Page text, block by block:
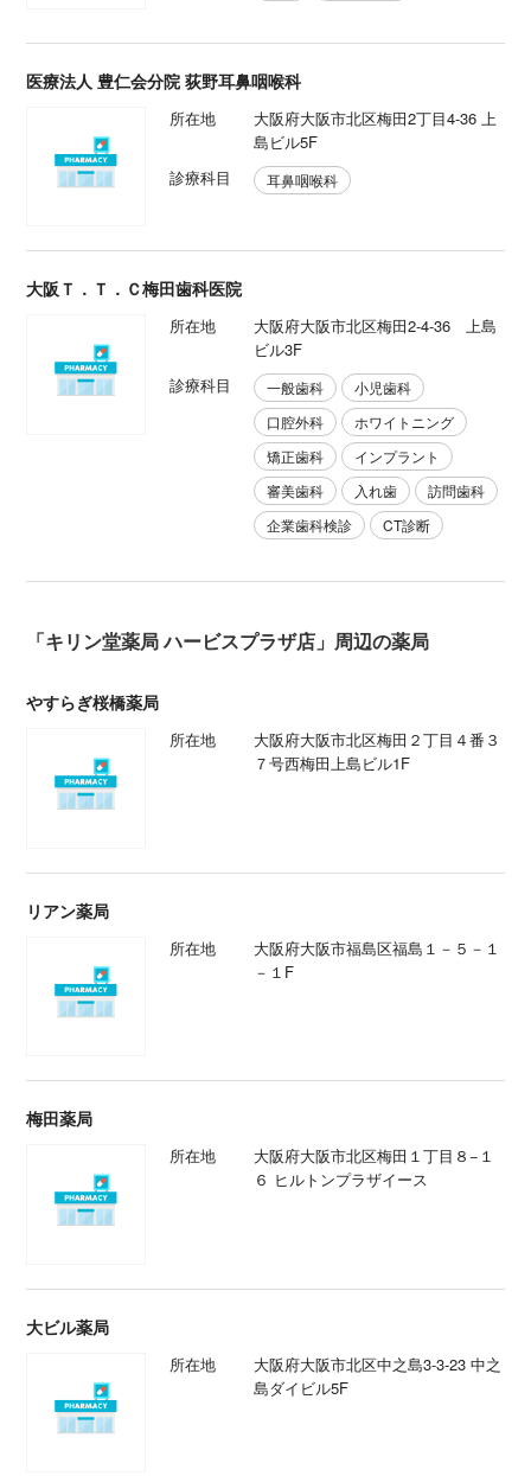
「キリン堂薬局 ハービスプラザ店」周辺のクリニッ
ク・病院
AMC西梅田クリニック
所在地
梅田ビル）
内科 糖尿病内科
医療法人 豊仁会分院 荻野耳鼻咽喉科
大阪府大阪市北区梅田2丁目4-36 上
島ビル5F
ビル3F
一般歯科
小児歯科
審美歯科
入れ歯
訪問歯科
「キリン堂薬局 ハービスプラザ店」周辺の薬局
やすらぎ桜橋薬局
７号西梅田上島ビル1F
リアン薬局
－１F